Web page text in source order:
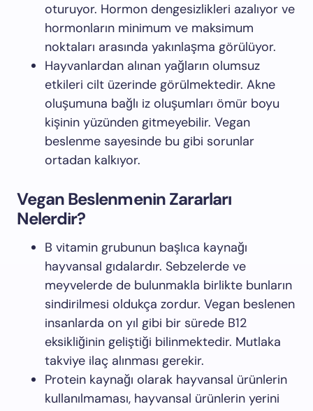
oturuyor. Hormon dengesizlikleri azalıyor ve
hormonların minimum ve maksimum
noktaları arasında yakınlaşma görülüyor.
Hayvanlardan alınan yağların olumsuz
etkileri cilt üzerinde görülmektedir. Akne
oluşumuna bağlı iz oluşumları ömür boyu
kişinin yüzünden gitmeyebilir. Vegan
beslenme sayesinde bu gibi sorunlar
ortadan kalkıyor.
Vegan Beslenmenin Zararları
Nelerdir?
B vitamin grubunun başlıca kaynağı
hayvansal gıdalardır. Sebzelerde ve
meyvelerde de bulunmakla birlikte bunların
sindirilmesi oldukça zordur. Vegan beslenen
insanlarda on yıl gibi bir sürede B12
eksikliğinin geliştiği bilinmektedir. Mutlaka
takviye ilaç alınması gerekir.
Protein kaynağı olarak hayvansal ürünlerin
kullanılmaması, hayvansal ürünlerin yerini